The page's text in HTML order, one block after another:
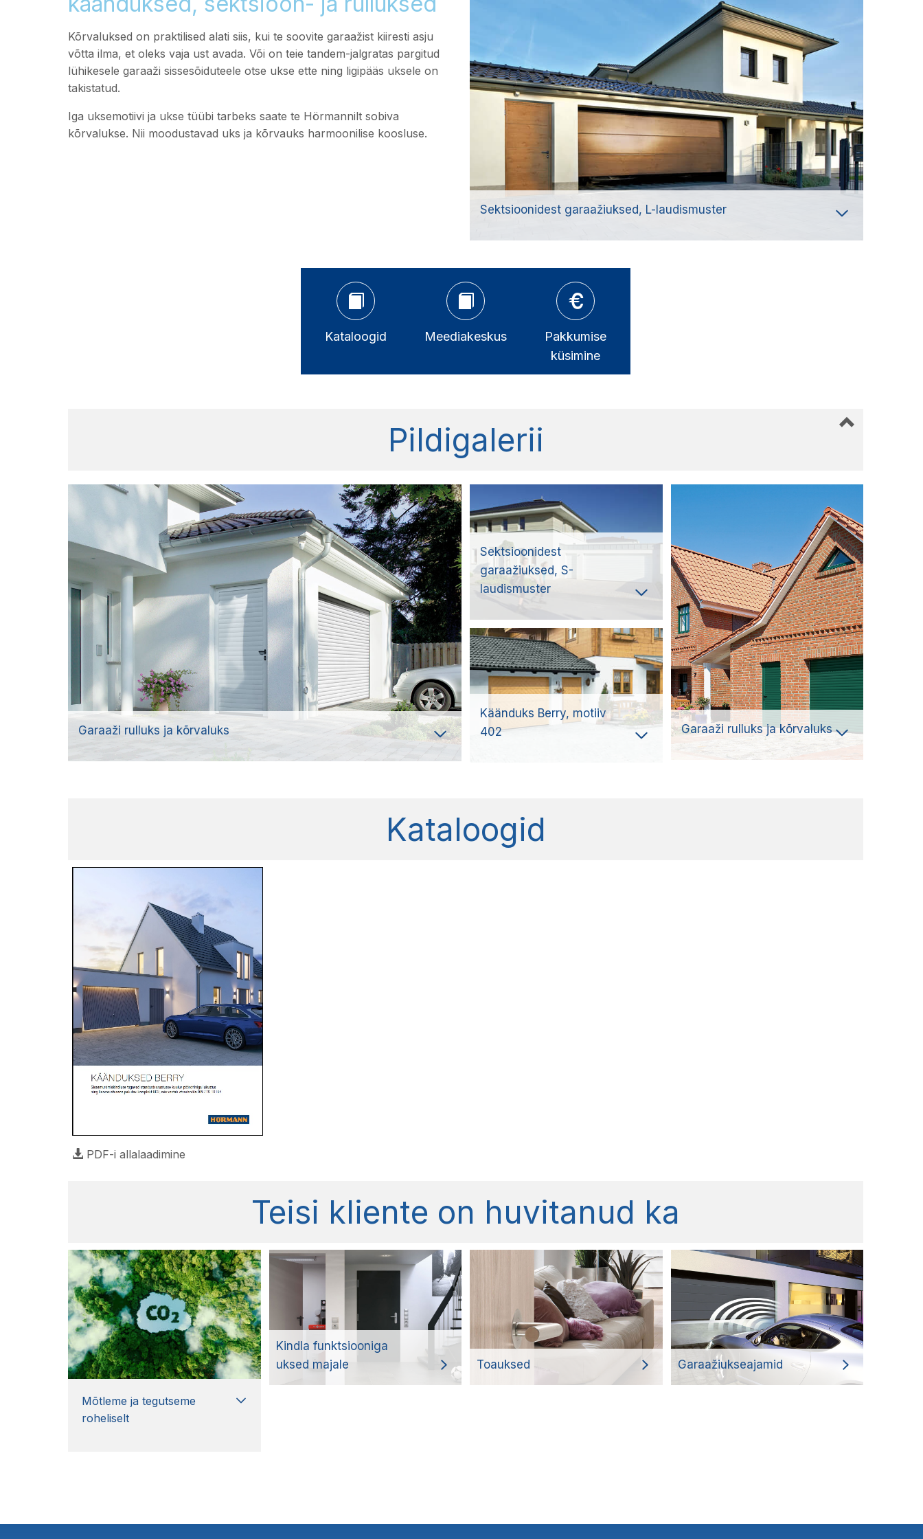
Kõrvaluksed on praktilised alati siis, kui te soovite garaažist kiiresti asju
võtta ilma, et oleks vaja ust avada. Või on teie tandem-jalgratas pargitud
lühikesele garaaži sissesõiduteele otse ukse ette ning ligipääs uksele on
takistatud.
Iga uksemotiivi ja ukse tüübi tarbeks saate te Hörmannilt sobiva
kõrvalukse. Nii moodustavad uks ja kõrvauks harmoonilise koosluse.
Sektsioonidest garaažiuksed, L-laudismuster
Kataloogid Meediakeskus
Pakkumise
küsimine
Pildigalerii
Garaaži rulluks ja kõrvaluks
Sektsioonidest
garaažiuksed, S-
laudismuster
Käänduks Berry, motiiv
402
Garaaži rulluks ja kõrvaluks
Kataloogid
PDF-i allalaadimine
Teisi kliente on huvitanud ka
Mõtleme ja tegutseme
roheliselt
Kindla funktsiooniga
uksed majale
Toauksed Garaažiukseajamid